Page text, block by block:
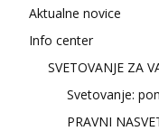
Aktualne novice
Info center
SVETOVANJE ZA
Svetovanje:
PRAVNI